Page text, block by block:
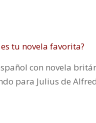
tu novela favorita?
con novela
para Julius de